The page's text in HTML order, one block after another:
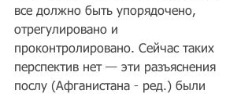
все должно быть упорядочено,
отрегулировано и
проконтролировано. Сейчас таких
перспектив нет — эти разъяснения
послу (Афганистана - ред.) были